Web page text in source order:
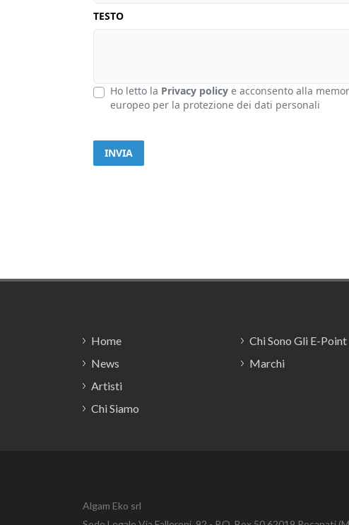
TESTO
Ho letto la Privacy policy e acconsento alla
europeo per la protezione dei dati personali
Home
News
Artisti
Chi Siamo
Chi Sono Gli E-Point
Marchi
Algam Eko srl